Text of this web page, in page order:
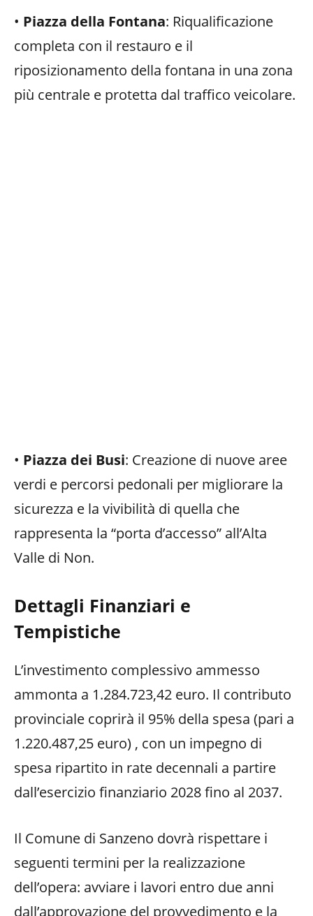
• Piazza della Fontana: Riqualificazione
completa con il restauro e il
riposizionamento della fontana in una zona
più centrale e protetta dal traffico veicolare.
• Piazza dei Busi: Creazione di nuove aree
verdi e percorsi pedonali per migliorare la
sicurezza e la vivibilità di quella che
rappresenta la “porta d’accesso” all’Alta
Valle di Non.
Dettagli Finanziari e
Tempistiche
L’investimento complessivo ammesso
ammonta a 1.284.723,42 euro. Il contributo
provinciale coprirà il 95% della spesa (pari a
1.220.487,25 euro) , con un impegno di
spesa ripartito in rate decennali a partire
dall’esercizio finanziario 2028 fino al 2037.
Il Comune di Sanzeno dovrà rispettare i
seguenti termini per la realizzazione
dell’opera: avviare i lavori entro due anni
dall’approvazione del provvedimento e la